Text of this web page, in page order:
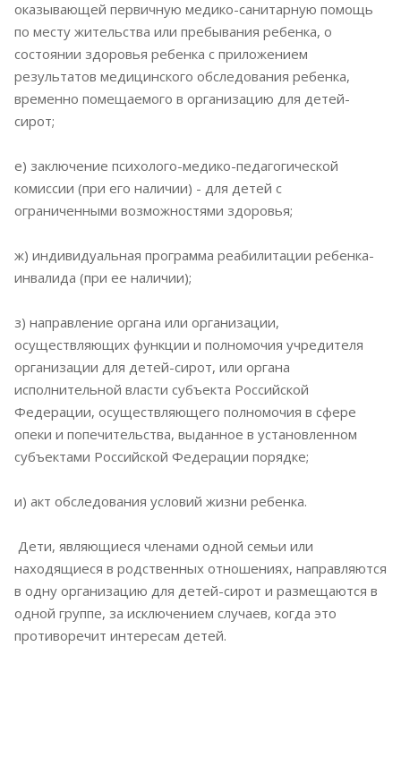
оказывающей первичную медико-санитарную помощь
по месту жительства или пребывания ребенка, о
состоянии здоровья ребенка с приложением
результатов медицинского обследования ребенка,
временно помещаемого в организацию для детей-
сирот;
е) заключение психолого-медико-педагогической
комиссии (при его наличии) - для детей с
ограниченными возможностями здоровья;
ж) индивидуальная программа реабилитации ребенка-
инвалида (при ее наличии);
з) направление органа или организации,
осуществляющих функции и полномочия учредителя
организации для детей-сирот, или органа
исполнительной власти субъекта Российской
Федерации, осуществляющего полномочия в сфере
опеки и попечительства, выданное в установленном
субъектами Российской Федерации порядке;
и) акт обследования условий жизни ребенка.
Дети, являющиеся членами одной семьи или
находящиеся в родственных отношениях, направляются
в одну организацию для детей-сирот и размещаются в
одной группе, за исключением случаев, когда это
противоречит интересам детей.